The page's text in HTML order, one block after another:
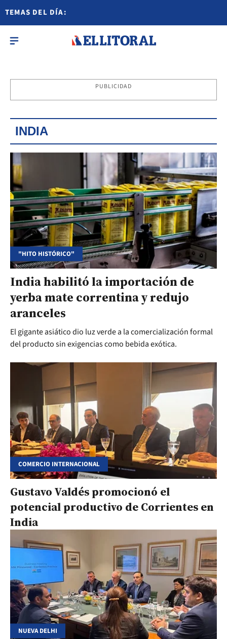
TEMAS DEL DÍA:
PUBLICIDAD
INDIA
"HITO HISTÓRICO"
India habilitó la importación de
yerba mate correntina y redujo
aranceles
El gigante asiático dio luz verde a la comercialización formal
del producto sin exigencias como bebida exótica.
COMERCIO INTERNACIONAL
Gustavo Valdés promocionó el
potencial productivo de Corrientes en
India
NUEVA DELHI